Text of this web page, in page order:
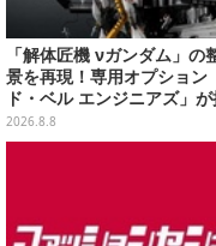
「解体匠機 νガンダム」の
景を再現！専用オプション
ド・ベル エンジニアズ」
売
2026.8.8